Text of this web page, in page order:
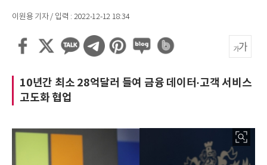
이원용 기자 / 입력 : 2022-12-12 18:34
10년간 최소 28억달러 들여 금융 데이터·고객 서비스
고도화 협업